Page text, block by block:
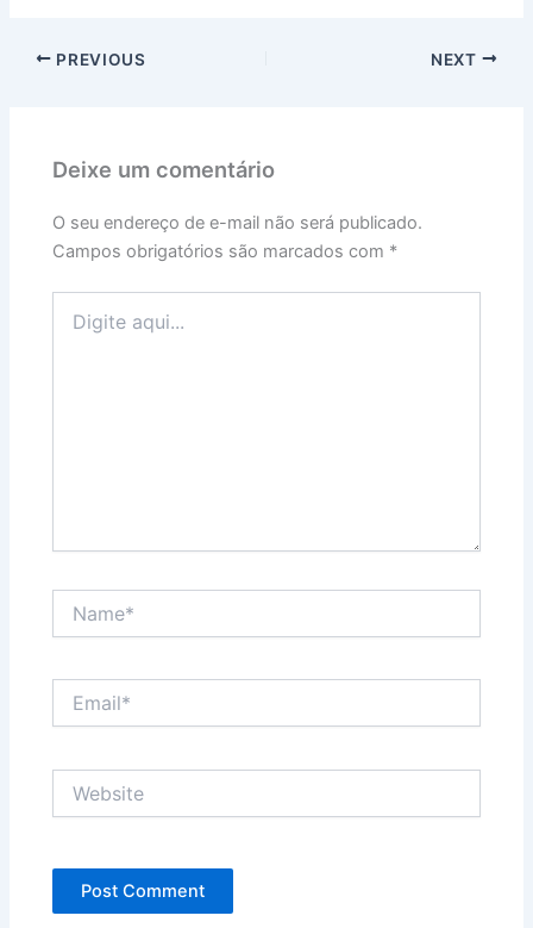
PREVIOUS NEXT
Deixe um comentário
O seu endereço de e-mail não será publicado.
Campos obrigatórios são marcados com *
aqui...